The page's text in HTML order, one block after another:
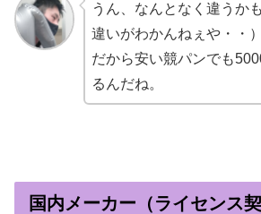
うん、なんとなく違うか
違いがわかんねぇや・・）
だから安い競パンでも
るんだね。
国内メーカー（ライセンス契